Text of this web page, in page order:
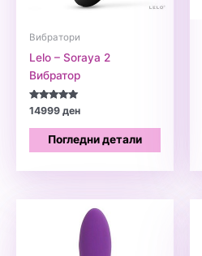
Вибратори
Lelo – Soraya 2
Вибратор
Оценето
5.00
од 5
14999ден
Погледни детали